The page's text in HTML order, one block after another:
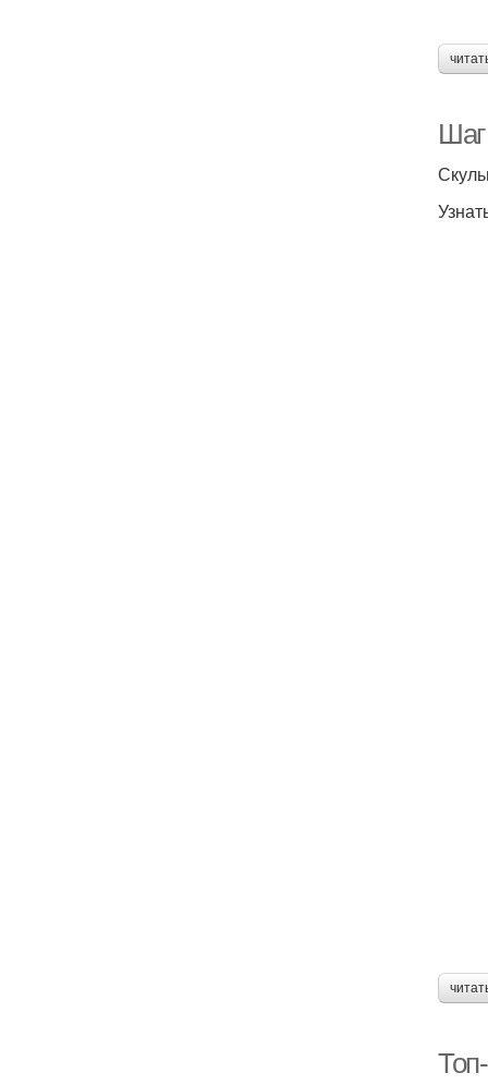
Шаг